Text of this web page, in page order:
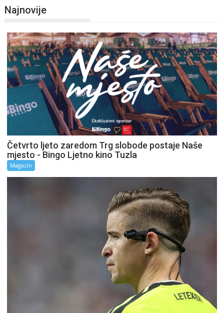
Najnovije
Četvrto ljeto zaredom Trg slobode postaje Naše
mjesto - Bingo Ljetno kino Tuzla
Magazin